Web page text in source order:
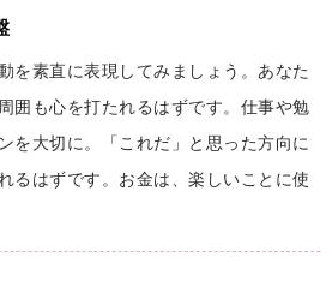
を素直に表現してみましょう。あなた
囲も心を打たれるはずです。仕事や勉
を大切に。「これだ」と思った方向に
るはずです。お金は、楽しいことに使